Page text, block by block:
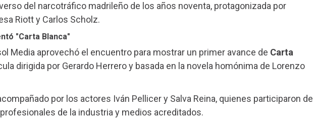
del narcotráfico madrileño de los años noventa, protagonizada por
Riott y Carlos Scholz.
"Carta Blanca"
Media aprovechó el encuentro para mostrar un primer avance de Carta
dirigida por Gerardo Herrero y basada en la novela homónima de Lorenzo
por los actores Iván Pellicer y Salva Reina, quienes participaron de
de la industria y medios acreditados.